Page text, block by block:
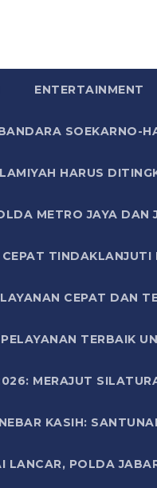
ENTERTAINMENT
SOEKARNO-
HARUS
METRO JAYA
CEPAT
CEPAT DAN
TERBAIK
MERAJUT
KASIH:
LANCAR, POLDA